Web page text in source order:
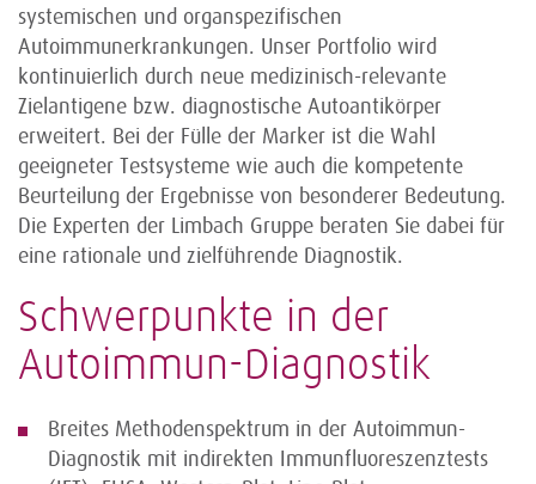
systemischen und organspezifischen
Autoimmunerkrankungen. Unser Portfolio wird
kontinuierlich durch neue medizinisch-relevante
Zielantigene bzw. diagnostische Autoantikörper
erweitert. Bei der Fülle der Marker ist die Wahl
geeigneter Testsysteme wie auch die kompetente
Beurteilung der Ergebnisse von besonderer Bedeutung.
Die Experten der Limbach Gruppe beraten Sie dabei für
eine rationale und zielführende Diagnostik.
Schwerpunkte in der
Autoimmun-Diagnostik
Breites Methodenspektrum in der Autoimmun-
Diagnostik mit indirekten Immunfluoreszenztests